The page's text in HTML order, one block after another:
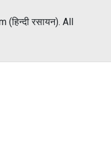
रसायन). All